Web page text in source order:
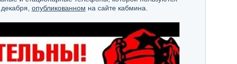
опубликованном на сайте кабмина.